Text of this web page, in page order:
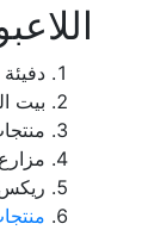
بيت
ريكس